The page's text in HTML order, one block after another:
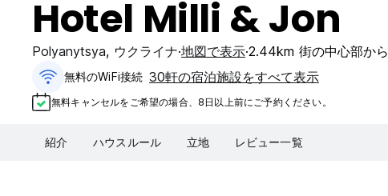
Hotel Milli & Jon
Polyanytsya, ウクライナ 地図で表示 2.44km 街の中心部から
無料のWiFi接続 30軒の宿泊施設をすべて表示
無料キャンセルをご希望の場合、8日以上前にご予約ください。
紹介 ハウスルール 立地 レビュー一覧